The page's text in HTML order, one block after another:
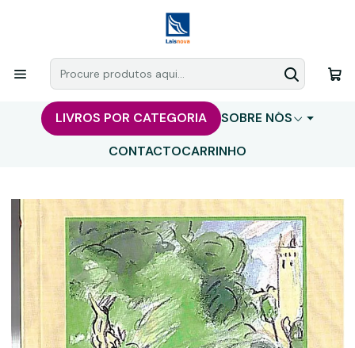
LIVROS POR CATEGORIA
SOBRE NÓS
CONTACTOCARRINHO